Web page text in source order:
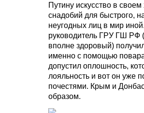
Путину искусство в
снадобий для быстрого,
неугодных лиц в мир
руководитель ГРУ ГШ РФ (
вполне здоровый)
именно с помощью
допустил оплошность,
лояльность и вот он уже
почестями. Крым и
образом.